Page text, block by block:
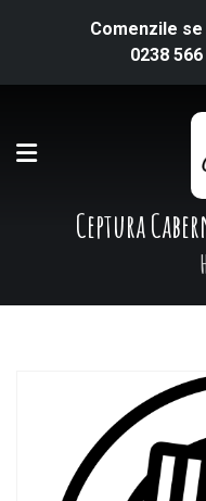
Comenzile
0238
Ceptura